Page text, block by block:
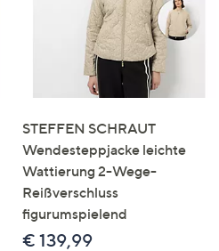
STEFFEN SCHRAUT
Wendesteppjacke leichte
Wattierung 2-Wege-
Reißverschluss
figurumspielend
€ 139,99